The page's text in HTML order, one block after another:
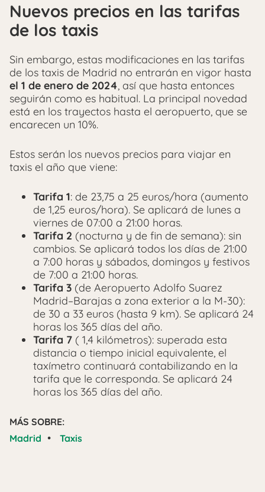
Nuevos precios en las tarifas
de los taxis
Sin embargo, estas modificaciones en las tarifas
de los taxis de Madrid no entrarán en vigor hasta
el 1 de enero de 2024, así que hasta entonces
seguirán como es habitual. La principal novedad
está en los trayectos hasta el aeropuerto, que se
encarecen un 10%.
Estos serán los nuevos precios para viajar en
taxis el año que viene:
Tarifa 1: de 23,75 a 25 euros/hora (aumento
de 1,25 euros/hora). Se aplicará de lunes a
viernes de 07:00 a 21:00 horas.
Tarifa 2 (nocturna y de fin de semana): sin
cambios. Se aplicará todos los días de 21:00
a 7:00 horas y sábados, domingos y festivos
de 7:00 a 21:00 horas.
Tarifa 3 (de Aeropuerto Adolfo Suarez
Madrid–Barajas a zona exterior a la M-30):
de 30 a 33 euros (hasta 9 km). Se aplicará 24
horas los 365 días del año.
Tarifa 7 ( 1,4 kilómetros): superada esta
distancia o tiempo inicial equivalente, el
taxímetro continuará contabilizando en la
tarifa que le corresponda. Se aplicará 24
horas los 365 días del año.
MÁS SOBRE:
Madrid • Taxis